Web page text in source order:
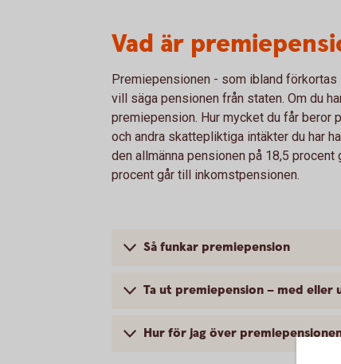
Vad är
Premiepensionen - som ibland
vill säga pensionen från staten. Om du
premiepension. Hur mycket du får beror
och andra skattepliktiga intäkter du har
den allmänna pensionen på 18,5
procent går till inkomstpensionen.
Så funkar premiepension
Ta ut premiepension – med eller
Hur för jag över